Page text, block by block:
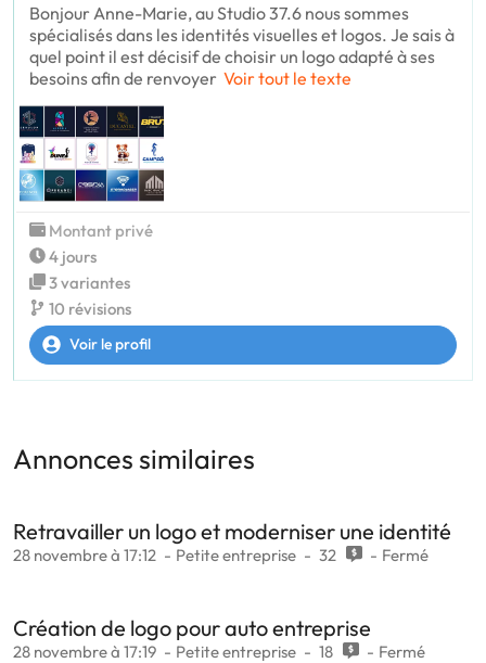
Bonjour Anne-Marie, au Studio 37.6 nous sommes
spécialisés dans les identités visuelles et logos. Je sais à
quel point il est décisif de choisir un logo adapté à ses
besoins afin de renvoyer Voir tout le texte
Montant privé
4 jours
3 variantes
10 révisions
Voir le profil
Annonces similaires
Retravailler un logo et moderniser une identité
28 novembre à 17:12 Petite entreprise 32 Fermé
Création de logo pour auto entreprise
28 novembre à 17:19 Petite entreprise 18 Fermé